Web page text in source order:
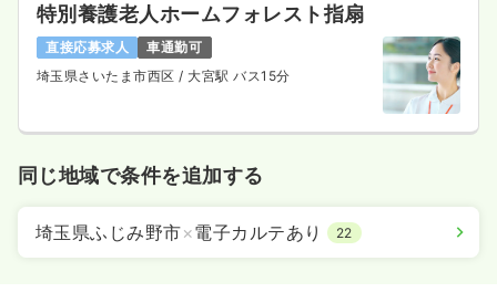
特別養護老人ホームフォレスト指扇
直接応募求人
車通勤可
埼玉県さいたま市西区/ 大宮駅 バス15分
同じ地域で条件を追加する
埼玉県ふじみ野市×電子カルテあり 22